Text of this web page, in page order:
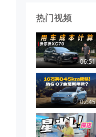
热门视频
06:51
02:45